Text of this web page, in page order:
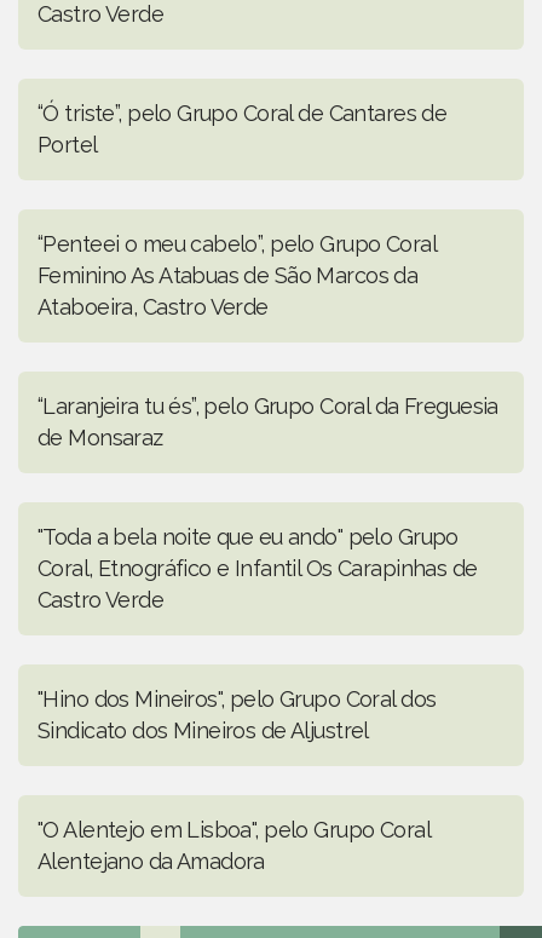
Castro Verde
“Ó triste”, pelo Grupo Coral de Cantares de
Portel
“Penteei o meu cabelo”, pelo Grupo Coral
Feminino As Atabuas de São Marcos da
Ataboeira, Castro Verde
“Laranjeira tu és”, pelo Grupo Coral da Freguesia
de Monsaraz
"Toda a bela noite que eu ando" pelo Grupo
Coral, Etnográfico e Infantil Os Carapinhas de
Castro Verde
"Hino dos Mineiros", pelo Grupo Coral dos
Sindicato dos Mineiros de Aljustrel
"O Alentejo em Lisboa", pelo Grupo Coral
Alentejano da Amadora